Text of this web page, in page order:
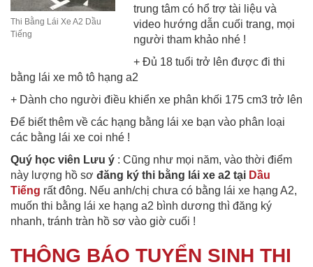
Thi Bằng Lái Xe A2 Dầu
Tiếng
trung tâm có hổ trợ tài liệu và
video hướng dẫn cuối trang, mọi
người tham khảo nhé !
+ Đủ 18 tuổi trở lên được đi thi
bằng lái xe mô tô hạng a2
+ Dành cho người điều khiển xe phân khối 175 cm3 trở lên
Để biết thêm về các hạng bằng lái xe bạn vào phân loại
các bằng lái xe coi nhé !
Quý học viên Lưu ý : Cũng như mọi năm, vào thời điểm
này lượng hồ sơ đăng ký thi bằng lái xe a2 tại Dầu
Tiếng rất đông. Nếu anh/chị chưa có bằng lái xe hạng A2,
muốn thi bằng lái xe hạng a2 bình dương thì đăng ký
nhanh, tránh tràn hồ sơ vào giờ cuối !
THÔNG BÁO TUYỂN SINH THI